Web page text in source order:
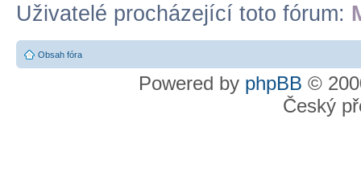
Uživatelé procházející toto fórum:
Obsah fóra
Powered by phpBB ©
Český